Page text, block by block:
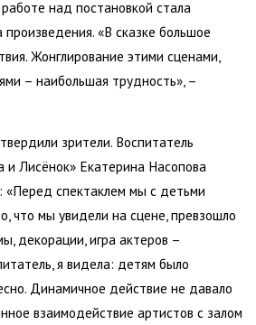
над постановкой стала
«В сказке большое
Жонглирование этими сценами,
– наибольшая трудность», –
зрители. Воспитатель
и Лисёнок» Екатерина Насопова
«Перед спектаклем мы с детьми
что мы увидели на сцене, превзошло
декорации, игра актеров –
я видела: детям было
Динамичное действие не давало
взаимодействие артистов с залом